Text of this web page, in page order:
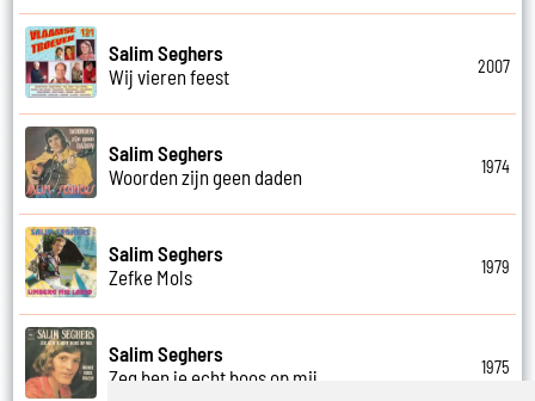
Salim Seghers
Wij vieren feest
2007
Salim Seghers
Woorden zijn geen daden
1974
Salim Seghers
Zefke Mols
1979
Salim Seghers
Zeg ben je echt boos op mij
1975